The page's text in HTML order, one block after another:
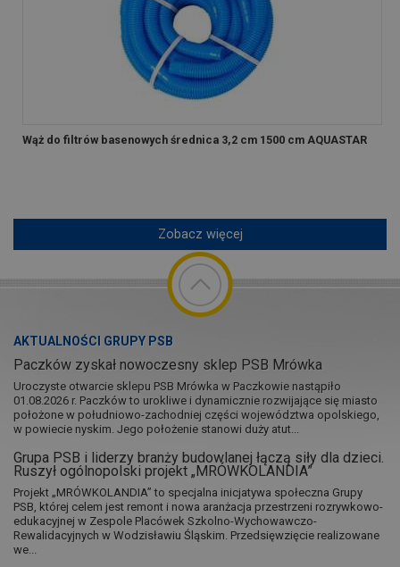
Wąż do filtrów basenowych średnica 3,2 cm 1500 cm AQUASTAR
Zobacz więcej
AKTUALNOŚCI GRUPY PSB
Paczków zyskał nowoczesny sklep PSB Mrówka
Uroczyste otwarcie sklepu PSB Mrówka w Paczkowie nastąpiło
01.08.2026 r. Paczków to urokliwe i dynamicznie rozwijające się miasto
położone w południowo-zachodniej części województwa opolskiego,
w powiecie nyskim. Jego położenie stanowi duży atut...
Grupa PSB i liderzy branży budowlanej łączą siły dla dzieci.
Ruszył ogólnopolski projekt „MRÓWKOLANDIA”
Projekt „MRÓWKOLANDIA” to specjalna inicjatywa społeczna Grupy
PSB, której celem jest remont i nowa aranżacja przestrzeni rozrywkowo-
edukacyjnej w Zespole Placówek Szkolno-Wychowawczo-
Rewalidacyjnych w Wodzisławiu Śląskim. Przedsięwzięcie realizowane
we...